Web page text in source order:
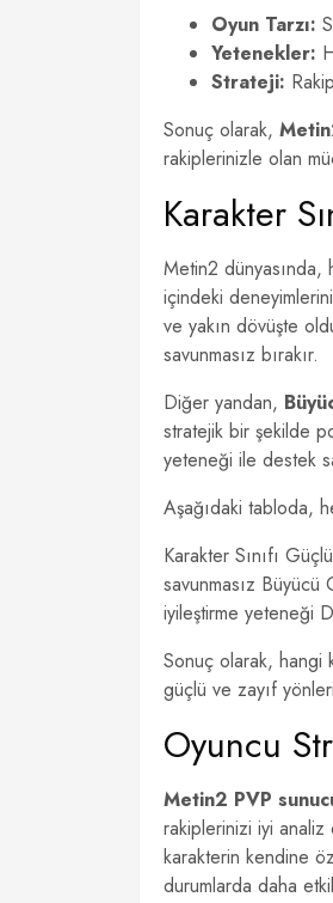
Oyun Tarzı:
Yetenekler:
Strateji:
Sonuç olarak,
rakiplerinizle olan
Karakter
Metin2 dünyasında,
içindeki
ve yakın dövüşte
savunmasız bırakır.
Diğer yandan,
stratejik bir şekilde
yeteneği ile destek
Aşağıdaki tabloda,
Karakter Sınıfı
savunmasız Büyücü
iyileştirme yeteneği
Sonuç olarak, hangi
güçlü ve zayıf
Oyuncu
Metin2 PVP
rakiplerinizi iyi analiz
karakterin kendine
durumlarda daha